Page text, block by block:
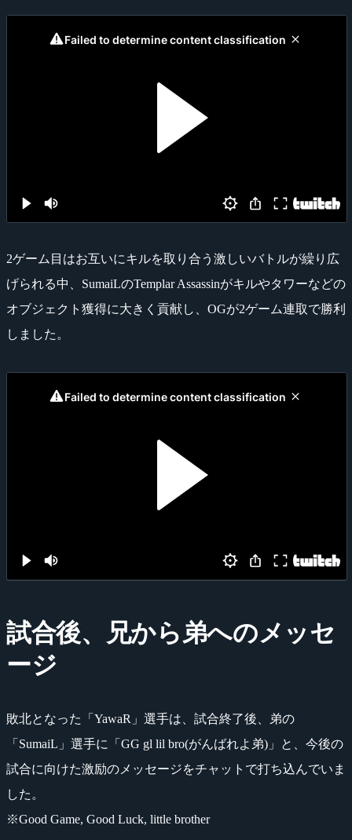
2ゲーム目はお互いにキルを取り合う激しいバトルが繰り広
げられる中、SumaiLのTemplar Assassinがキルやタワーなどの
オブジェクト獲得に大きく貢献し、OGが2ゲーム連取で勝利
しました。
試合後、兄から弟へのメッセ
ージ
敗北となった「YawaR」選手は、試合終了後、弟の
「SumaiL」選手に「GG gl lil bro(がんばれよ弟)」と、今後の
試合に向けた激励のメッセージをチャットで打ち込んでいま
した。
※Good Game, Good Luck, little brother